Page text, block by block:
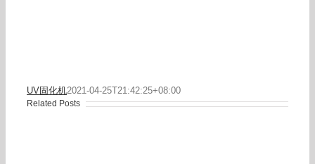
UV固化机2021-04-25T21:42:25+08:00
Related Posts